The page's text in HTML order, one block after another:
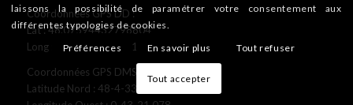
Coordonnées GPS DD :
Lat : 48.07594432798804
Long : -0.722521672013221
Coordonnées GPS DMS :
Latitude Nord : 48-4-33.4
laissons la possibilité de paramétrer votre consentement aux
différentes typologies de cookies.
Préférences
En savoir plus Tout refuser
Tout accepter